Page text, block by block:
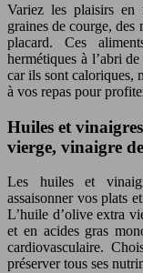
Variez les plaisirs en
graines de courge,
placard. Ces
hermétiques à l’abri
car ils sont caloriques,
à vos repas pour
Huiles et
vierge, vinaigre
Les huiles et
assaisonner vos plats
L’huile d’olive extra
et en acides gras
cardiovasculaire.
préserver tous ses